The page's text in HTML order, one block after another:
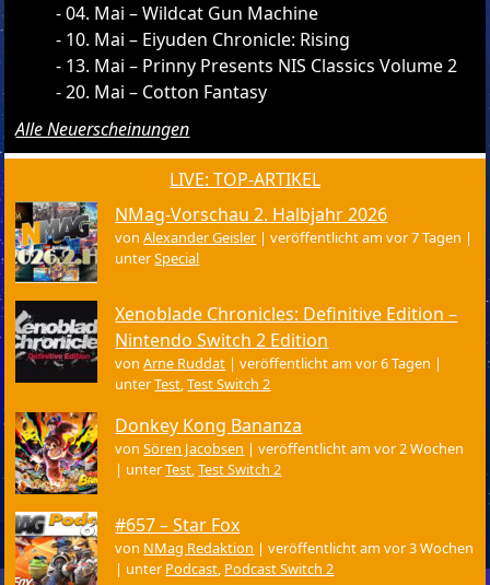
04. Mai – Wildcat Gun Machine
10. Mai – Eiyuden Chronicle: Rising
13. Mai – Prinny Presents NIS Classics Volume 2
20. Mai – Cotton Fantasy
Alle Neuerscheinungen
LIVE: TOP-ARTIKEL
NMag-Vorschau 2. Halbjahr 2026
vonAlexander Geisler |veröffentlicht am vor 7 Tagen |
unterSpecial
Xenoblade Chronicles: Definitive Edition –
Nintendo Switch 2 Edition
vonArne Ruddat |veröffentlicht am vor 6 Tagen |
unterTest,Test Switch 2
Donkey Kong Bananza
vonSören Jacobsen |veröffentlicht am vor 2 Wochen
| unterTest,Test Switch 2
#657 – Star Fox
von NMag Redaktion |veröffentlicht am vor 3 Wochen
| unter Podcast, Podcast Switch 2